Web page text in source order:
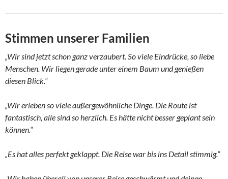
Stimmen unserer Familien
„Wir sind jetzt schon ganz verzaubert. So viele Eindrücke, so liebe
Menschen. Wir liegen gerade unter einem Baum und genießen
diesen Blick.“
„Wir erleben so viele außergewöhnliche Dinge. Die Route ist
fantastisch, alle sind so herzlich. Es hätte nicht besser geplant sein
können.“
„Es hat alles perfekt geklappt. Die Reise war bis ins Detail stimmig.“